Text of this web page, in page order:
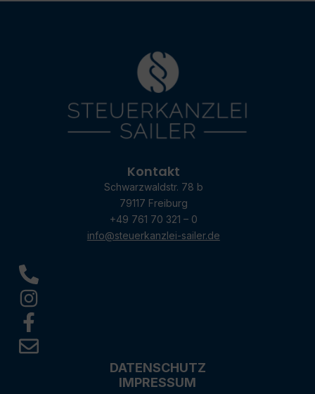
Kontakt
Schwarzwaldstr. 78 b
79117 Freiburg
+49 761 70 321 – 0
info@steuerkanzlei-sailer.de
DATENSCHUTZ
IMPRESSUM